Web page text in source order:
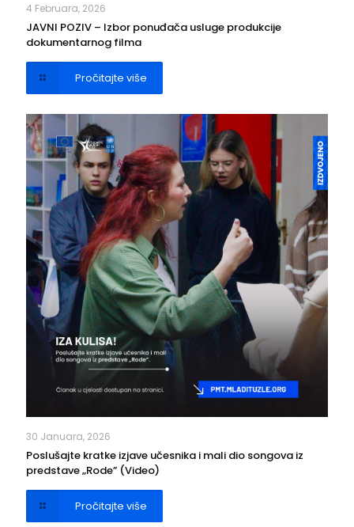
4 Februara, 2026
JAVNI POZIV – Izbor ponuđača usluge produkcije
dokumentarnog filma
Pročitajte više
30 Januara, 2026
Poslušajte kratke izjave učesnika i mali dio songova iz
predstave „Rode” (Video)
Pročitajte više